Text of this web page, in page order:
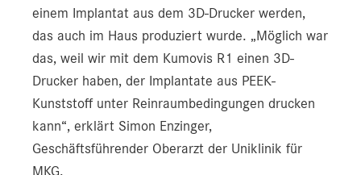
einem Implantat aus dem 3D-Drucker werden,
das auch im Haus produziert wurde. „Möglich war
das, weil wir mit dem Kumovis R1 einen 3D-
Drucker haben, der Implantate aus PEEK-
Kunststoff unter Reinraumbedingungen drucken
kann“, erklärt Simon Enzinger,
Geschäftsführender Oberarzt der Uniklinik für
MKG.